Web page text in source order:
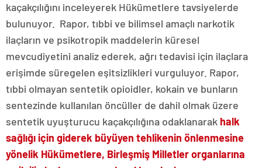
kaçakçılığını inceleyerek Hükümetlere tavsiyelerde
bulunuyor. Rapor, tıbbi ve bilimsel amaçlı narkotik
ilaçların ve psikotropik maddelerin küresel
mevcudiyetini analiz ederek, ağrı tedavisi için ilaçlara
erişimde süregelen eşitsizlikleri vurguluyor. Rapor,
tıbbi olmayan sentetik opioidler, kokain ve bunların
sentezinde kullanılan öncüller de dahil olmak üzere
sentetik uyuşturucu kaçakçılığına odaklanarak halk
sağlığı için giderek büyüyen tehlikenin önlenmesine
yönelik Hükümetlere, Birleşmiş Milletler organlarına